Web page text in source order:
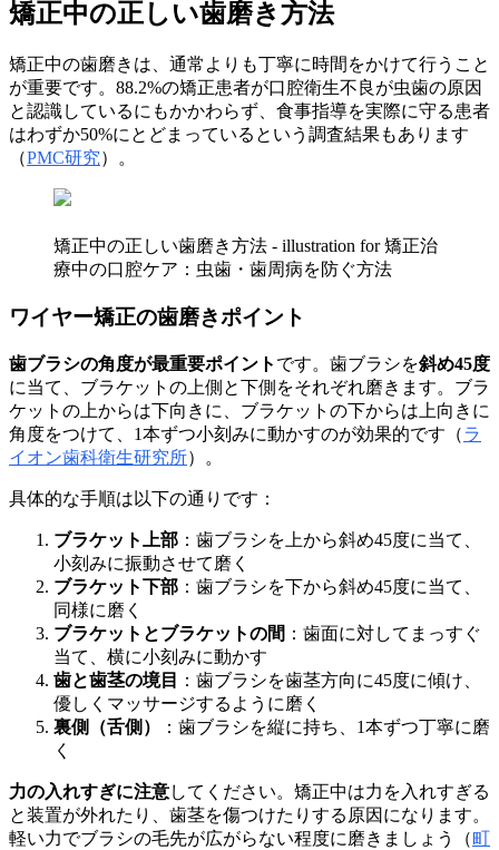
矯正中の正しい歯磨き方法
矯正中の歯磨きは、通常よりも丁寧に時間をかけて行うこと
が重要です。88.2%の矯正患者が口腔衛生不良が虫歯の原因
と認識しているにもかかわらず、食事指導を実際に守る患者
はわずか50%にとどまっているという調査結果もあります
（PMC研究）。
矯正中の正しい歯磨き方法 - illustration for 矯正治
療中の口腔ケア：虫歯・歯周病を防ぐ方法
ワイヤー矯正の歯磨きポイント
歯ブラシの角度が最重要ポイント です。歯ブラシを斜め45度
に当て、ブラケットの上側と下側をそれぞれ磨きます。ブラ
ケットの上からは下向きに、ブラケットの下からは上向きに
角度をつけて、1本ずつ小刻みに動かすのが効果的です（ラ
イオン歯科衛生研究所）。
具体的な手順は以下の通りです：
ブラケット上部 ：歯ブラシを上から斜め45度に当て、
小刻みに振動させて磨く
ブラケット下部 ：歯ブラシを下から斜め45度に当て、
同様に磨く
ブラケットとブラケットの間 ：歯面に対してまっすぐ
当て、横に小刻みに動かす
歯と歯茎の境目
：歯ブラシを歯茎方向に45度に傾け、
優しくマッサージするように磨く
裏側（舌側）
：歯ブラシを縦に持ち、1本ずつ丁寧に磨
く
力の入れすぎに注意してください。矯正中は力を入れすぎる
と装置が外れたり、歯茎を傷つけたりする原因になります。
軽い力でブラシの毛先が広がらない程度に磨きましょう（町